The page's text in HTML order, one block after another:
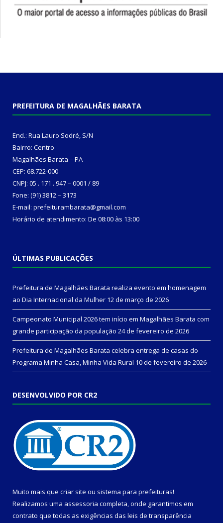
PREFEITURA DE MAGALHÃES BARATA
End.: Rua Lauro Sodré, S/N
Bairro: Centro
Magalhães Barata – PA
CEP: 68.722-000
CNPJ: 05 . 171 . 947 – 0001 / 89
Fone: (91) 3812 – 3173
E-mail: prefeiturambarata@gmail.com
Horário de atendimento: De 08:00 às 13:00
ÚLTIMAS PUBLICAÇÕES
Prefeitura de Magalhães Barata realiza evento em homenagem
ao Dia Internacional da Mulher 12 de março de 2026
Campeonato Municipal 2026 tem início em Magalhães Barata com
grande participação da população 24 de fevereiro de 2026
Prefeitura de Magalhães Barata celebra entrega de casas do
Programa Minha Casa, Minha Vida Rural 10 de fevereiro de 2026
DESENVOLVIDO POR CR2
Muito mais que criar site ou sistema para prefeituras!
Realizamos uma assessoria completa, onde garantimos em
contrato que todas as exigências das leis de transparência